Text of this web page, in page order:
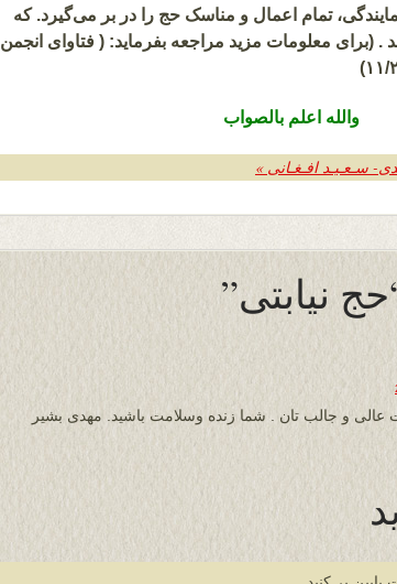
تمام اعمال و مناسک حج را در بر می‌گیرد. که
(برای معلومات مزید مراجعه بفرماید: ( فتاوای انجمن
والله اعلم بالصواب
سـعـیـد افـغـانی »
نیابتی”
عالی و جالب تان . شما زنده وسلامت باشید. مهدی بشیر